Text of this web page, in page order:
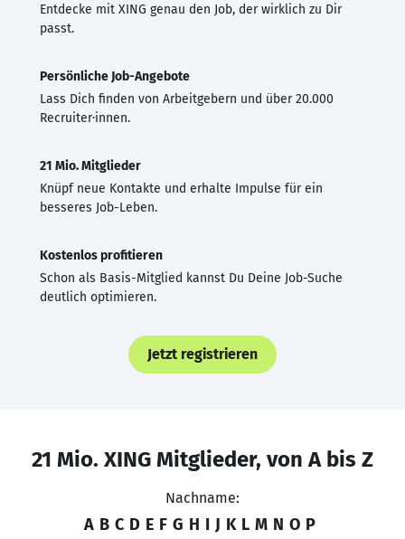
Entdecke mit XING genau den Job, der wirklich zu Dir
passt.
Persönliche Job-Angebote
Lass Dich finden von Arbeitgebern und über 20.000
Recruiter·innen.
21 Mio. Mitglieder
Knüpf neue Kontakte und erhalte Impulse für ein
besseres Job-Leben.
Kostenlos profitieren
Schon als Basis-Mitglied kannst Du Deine Job-Suche
deutlich optimieren.
Jetzt registrieren
21 Mio. XING Mitglieder, von A bis Z
Nachname:
A B C D E F G H I J K L M N O P